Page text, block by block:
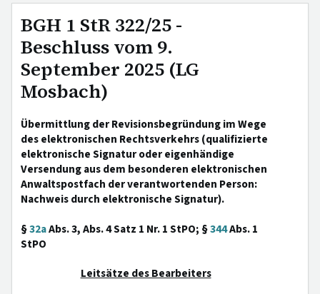
BGH 1 StR 322/25 -
Beschluss vom 9.
September 2025 (LG
Mosbach)
Übermittlung der Revisionsbegründung im Wege
des elektronischen Rechtsverkehrs (qualifizierte
elektronische Signatur oder eigenhändige
Versendung aus dem besonderen elektronischen
Anwaltspostfach der verantwortenden Person:
Nachweis durch elektronische Signatur).
§32aAbs. 3, Abs. 4 Satz 1 Nr. 1 StPO; §344Abs. 1
StPO
Leitsätze des Bearbeiters